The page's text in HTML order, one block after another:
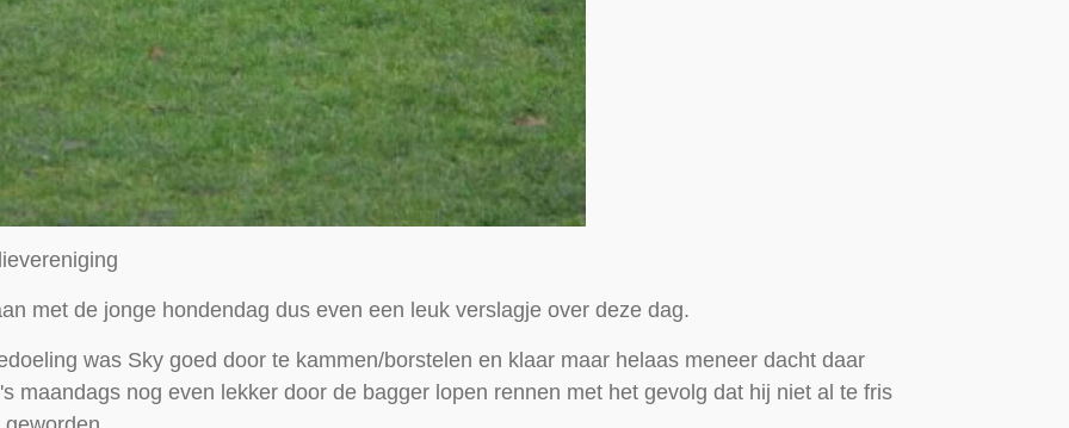
met de jonge hondendag dus even een leuk verslagje over deze dag.
was Sky goed door te kammen/borstelen en klaar maar helaas meneer dacht daar
maandags nog even lekker door de bagger lopen rennen met het gevolg dat hij niet al te fris